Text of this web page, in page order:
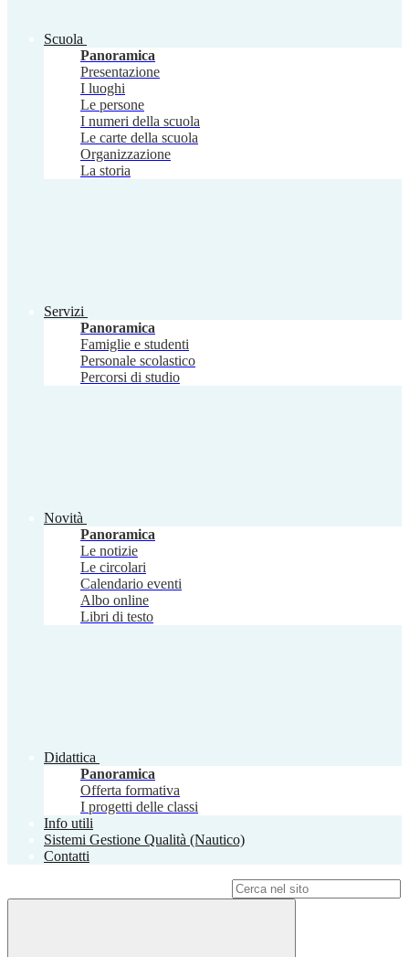
Scuola
Panoramica
Presentazione
I luoghi
Le persone
I numeri della scuola
Le carte della scuola
Organizzazione
La storia
Servizi
Panoramica
Famiglie e studenti
Personale scolastico
Percorsi di studio
Novità
Panoramica
Le notizie
Le circolari
Calendario eventi
Albo online
Libri di testo
Didattica
Panoramica
Offerta formativa
I progetti delle classi
Info utili
Sistemi Gestione Qualità (Nautico)
Contatti